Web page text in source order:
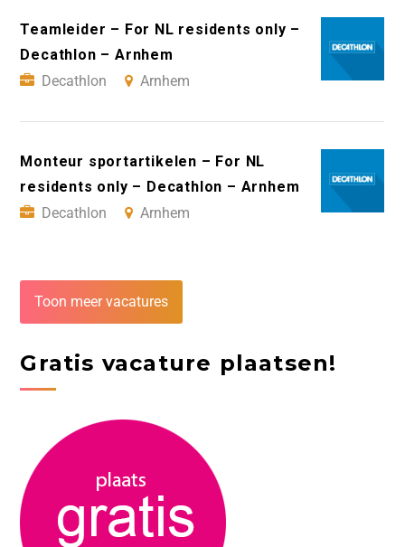
Teamleider – For NL residents only –
Decathlon – Arnhem
Decathlon
Arnhem
Monteur sportartikelen – For NL
residents only – Decathlon – Arnhem
Decathlon
Arnhem
Toon meer vacatures
Gratis vacature plaatsen!